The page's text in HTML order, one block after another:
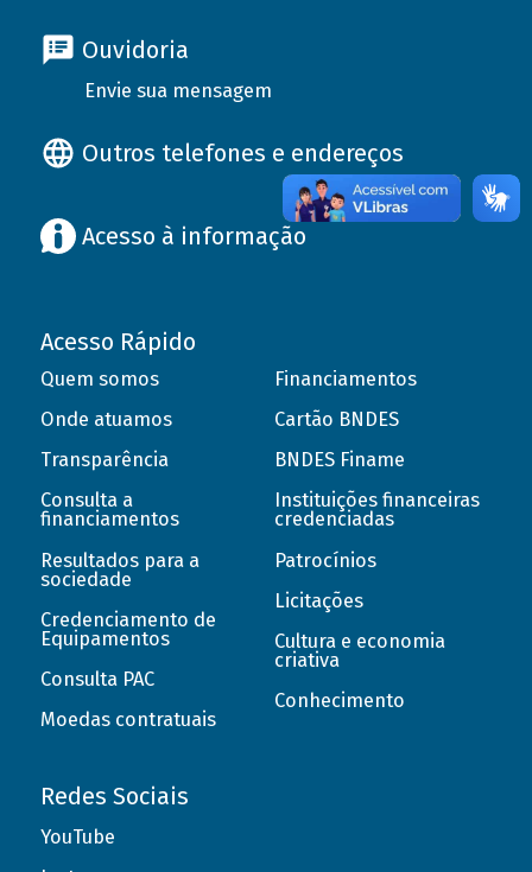
Ouvidoria
Envie sua mensagem
Outros telefones e endereços
Acesso à informação
Acesso Rápido
Quem somos
Onde atuamos
Transparência
Consulta a
financiamentos
Resultados para a
sociedade
Credenciamento de
Equipamentos
Consulta PAC
Moedas contratuais
Financiamentos
Cartão BNDES
BNDES Finame
Instituições financeiras
credenciadas
Patrocínios
Licitações
Cultura e economia
criativa
Conhecimento
Redes Sociais
YouTube